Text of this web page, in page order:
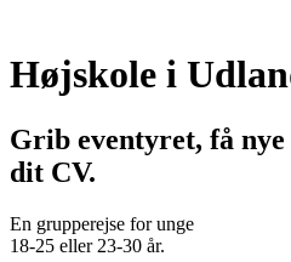
Højskole i
Grib eventyret, få
dit CV.
En grupperejse for unge
18-25 eller 23-30 år.